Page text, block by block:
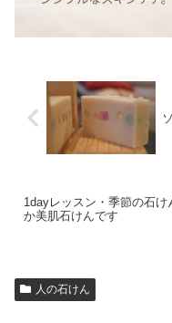
1dayレッスン・季節の石
か美肌石けんです
人の石けん